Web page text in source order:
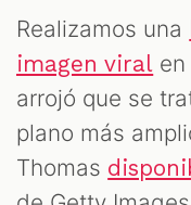
Realizamos una
imagen viral
arrojó que se
plano más
Thomas